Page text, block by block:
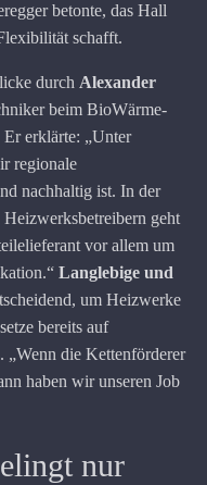
betonte, das Hall
schafft.
durch Alexander
beim BioWärme-
erklärte: „Unter
regionale
nachhaltig ist. In der
geht
vor allem um
Langlebige und
um Heizwerke
bereits auf
„Wenn die Kettenförderer
haben wir unseren Job
nur